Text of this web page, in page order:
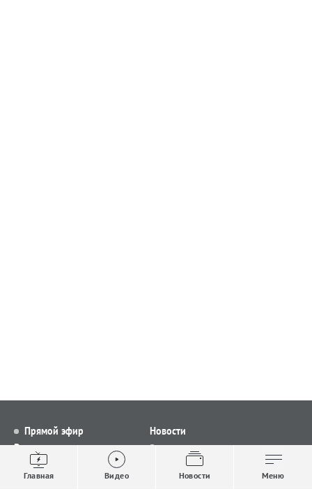
Прямой эфир
Видео
Выпуски новостей
Проекты
Новости
Все новости
Общество
Строительство и ЖКХ
Главная Видео Новости Меню